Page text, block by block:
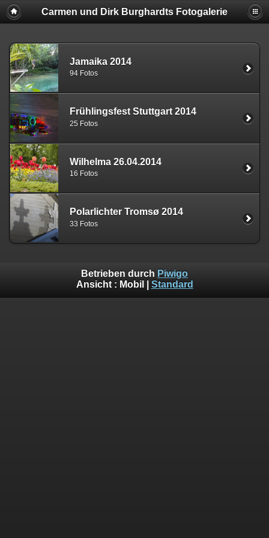
Carmen und Dirk Burghardts Fotogalerie
Jamaika 2014
94 Fotos
Frühlingsfest Stuttgart 2014
25 Fotos
Wilhelma 26.04.2014
16 Fotos
Polarlichter Tromsø 2014
33 Fotos
Betrieben durch Piwigo
Ansicht : Mobil Standard